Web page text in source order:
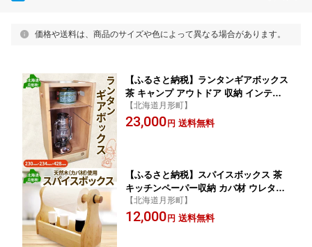
価格や送料は、商品のサイズや色によって異なる場合があります。
【ふるさと納税】ランタンギアボックス
茶 キャンプ アウトドア 収納 インテリ
ア アンティーク調木目の風合い ランタ
ンケース ウレタン塗装 レジャー 小物収
【北海道月形町】
23,000 円 送料無料
【ふるさと納税】スパイスボックス 茶
キッチンペーパー収納 カバ材 ウレタン
塗装 キャンプギア レジャー 木製インテ
リア 小物収納 アウトドア用品 調味料収
【北海道月形町】
12,000 円 送料無料